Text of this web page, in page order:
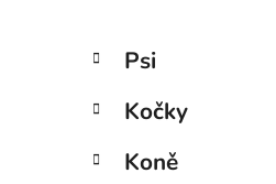
P
s
r
Přeskočit
kategorie
K
a
e
o
Psi
Kočky
Koně